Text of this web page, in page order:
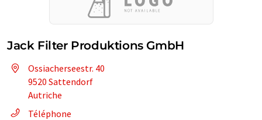
Jack Filter Produktions GmbH
Ossiacherseestr. 40
9520 Sattendorf
Autriche
Téléphone